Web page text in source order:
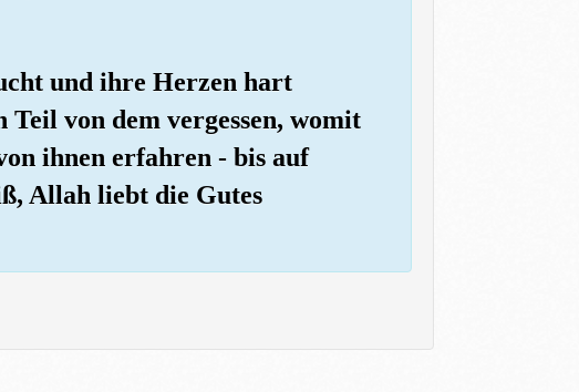
und ihre Herzen hart
Teil von dem vergessen, womit
ihnen erfahren - bis auf
Allah liebt die Gutes